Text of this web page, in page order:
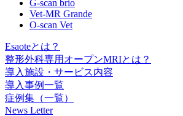
G-scan brio
Vet-MR Grande
O-scan Vet
Esaoteとは？
整形外科専用オープンMRIとは？
導入施設・サービス内容
導入事例一覧
症例集（一覧）
News Letter